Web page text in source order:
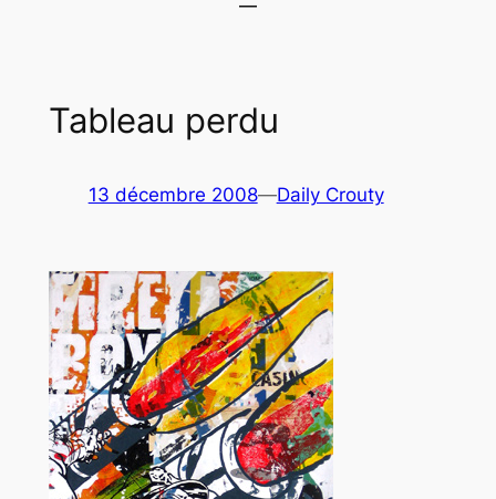
Tableau perdu
13 décembre 2008—Daily Crouty